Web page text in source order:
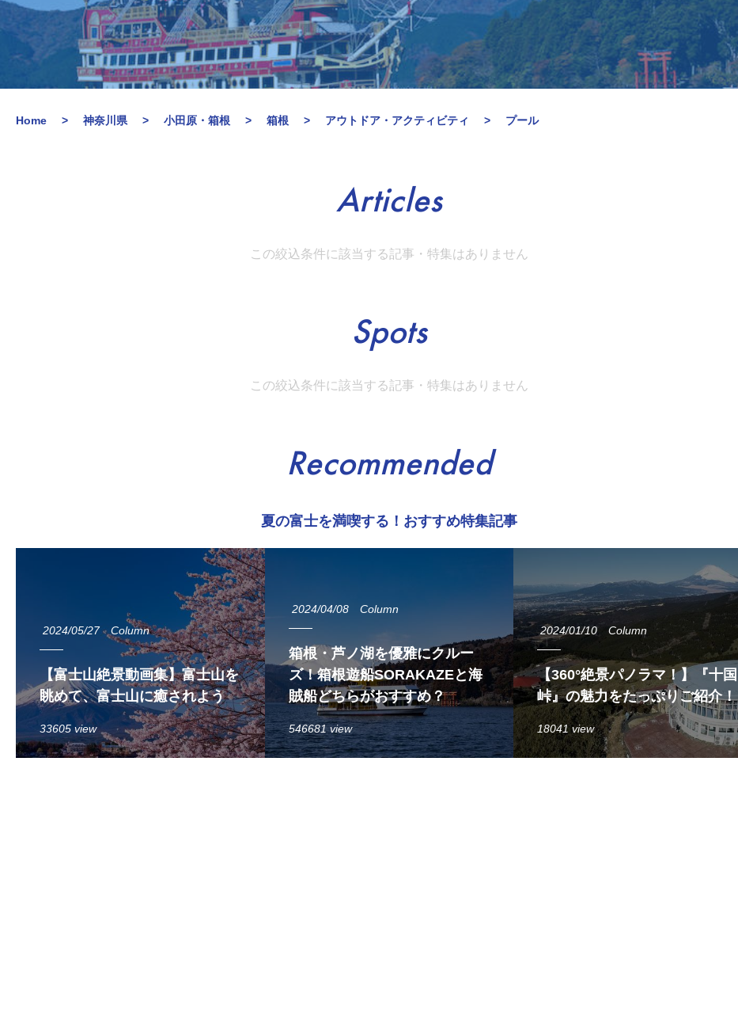
Home 神奈川県 小田原・箱根 箱根 アウトドア・アクティビティ プール
Articles
この絞込条件に該当する記事・特集はありません
Spots
この絞込条件に該当する記事・特集はありません
Recommended
夏の富士を満喫する！おすすめ特集記事
2024/05/27 Column
【富士山絶景動画集】富士山を
眺めて、富士山に癒されよう
33605 view
2024/04/08 Column
箱根・芦ノ湖を優雅にクルー
ズ！箱根遊船SORAKAZEと海
賊船どちらがおすすめ？
546681 view
2024/01/10 Column
【360°絶景パノラマ！】『十国
峠』の魅力をたっぷりご紹介！
18041 view